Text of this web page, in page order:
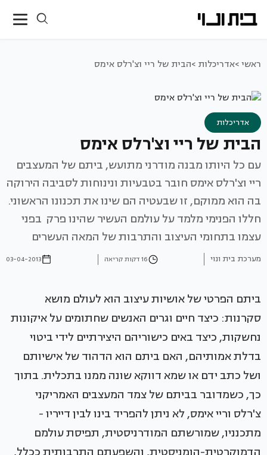
ראשי >אדריכלות >הבית של ריי וצ'רלס אימס
אדריכלות
הבית של ריי וצ'רלס אימס
עם כל היותו מבנה מודרני מתועש, ביתם של המעצבים
ריי וצ'רלס אימס חובר בטבעיות ונינוחות לסביבה הירוקה
בה הוא ממוקם, זו שבעטיה הם שינו את תכנונו הראשוני.
חללו הפנימי מלמד על עולמם העשיר שהינו פרק בפני
עצמו בתחומי העיצוב והתרבות של המאה העשרים
מערכת בית ונוי 16 דקות קריאה 03-04-2013
ביתם הפרטי של אושיות עיצוב הוא לעולם מושא
סקרנות: כיצד חיים וגרים האנשים שחתומים על איקונות
נחשקות, כיצד באים כישוריהם היצירתיים לידי ביטוי
בדלת אמותיהם, האם ביתם הוא הדהוד של אישיותם
ושל כתב ידם או שמא דווקא שונה ממנו בתכלית. בתוך
כך, כשמדובר בביתם של צמד המעצבים האמריקני
צ'רלס וריי אימס, לא ניתן להפריד בינו לבין דייריו -
מתכנניו, שמורשתם המודרניסטית, תפיסת עולמם